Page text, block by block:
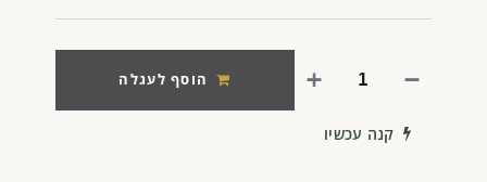
הוסף לעגלה
קנה עכשיו